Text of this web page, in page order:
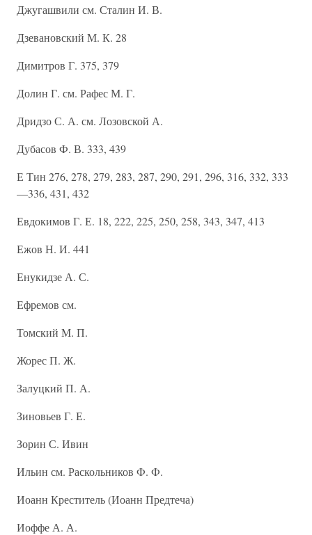
Джугашвили см. Сталин И. В.
Дзевановский М. К. 28
Димитров Г. 375, 379
Долин Г. см. Рафес М. Г.
Дридзо С. А. см. Лозовской А.
Дубасов Ф. В. 333, 439
Е Тин 276, 278, 279, 283, 287, 290, 291, 296, 316, 332, 333
—336, 431, 432
Евдокимов Г. Е. 18, 222, 225, 250, 258, 343, 347, 413
Ежов Н. И. 441
Енукидзе А. С.
Ефремов см.
Томский М. П.
Жорес П. Ж.
Залуцкий П. А.
Зиновьев Г. Е.
Зорин С. Ивин
Ильин см. Раскольников Ф. Ф.
Иоанн Креститель (Иоанн Предтеча)
Иоффе А. А.